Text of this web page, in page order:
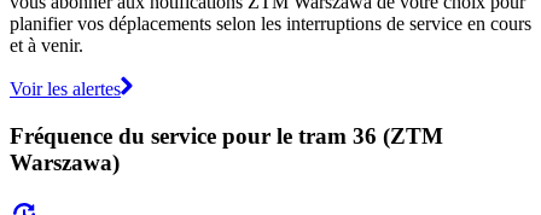
planifier vos déplacements selon les interruptions de service en cours
et à venir.
Voir les alertes
Fréquence du service pour le tram 36 (ZTM
Warszawa)